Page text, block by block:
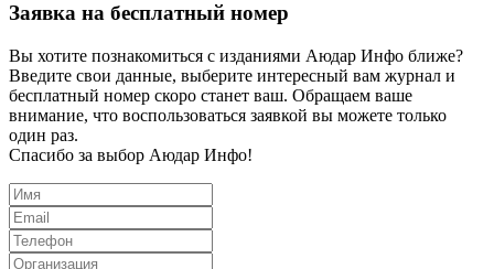
Заявка на бесплатный номер
Вы хотите познакомиться с изданиями Аюдар Инфо ближе?
Введите свои данные, выберите интересный вам журнал и
бесплатный номер скоро станет ваш. Обращаем ваше
внимание, что воспользоваться заявкой вы можете только
один раз.
Спасибо за выбор Аюдар Инфо!